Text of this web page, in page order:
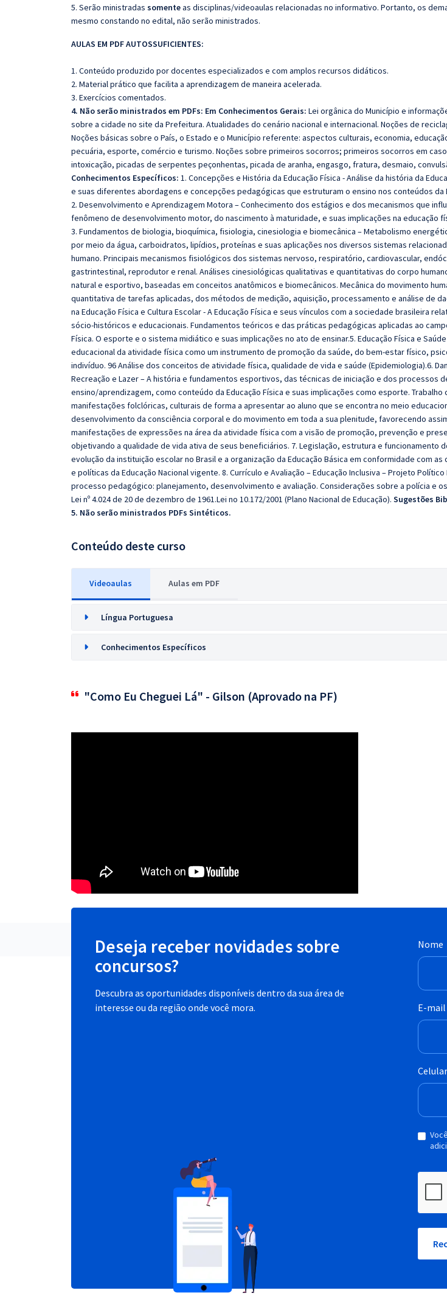
5. Serão ministradas somenteas disciplinas/videoaulas relacionadas no informativo. Portanto, os
mesmo constando no edital, não serão ministrados.
AULAS EM PDF AUTOSSUFICIENTES:
1. Conteúdo produzido por docentes especializados e com amplos recursos didáticos.
2. Material prático que facilita a aprendizagem de maneira acelerada.
3. Exercícios comentados.
4. Não serão ministrados em PDFs: Em Conhecimentos Gerais: Lei orgânica do Município e
sobre a cidade no site da Prefeitura. Atualidades do cenário nacional e internacional. Noções de
Noções básicas sobre o País, o Estado e o Município referente: aspectos culturais, economia,
pecuária, esporte, comércio e turismo. Noções sobre primeiros socorros; primeiros socorros em
intoxicação, picadas de serpentes peçonhentas, picada de aranha, engasgo, fratura, desmaio,
Conhecimentos Específicos: 1. Concepções e História da Educação Física - Análise da história da
e suas diferentes abordagens e concepções pedagógicas que estruturam o ensino nos conteúdos da
2. Desenvolvimento e Aprendizagem Motora – Conhecimento dos estágios e dos mecanismos que
fenômeno de desenvolvimento motor, do nascimento à maturidade, e suas implicações na educação
3. Fundamentos de biologia, bioquímica, fisiologia, cinesiologia e biomecânica – Metabolismo
por meio da água, carboidratos, lipídios, proteínas e suas aplicações nos diversos sistemas
humano. Principais mecanismos fisiológicos dos sistemas nervoso, respiratório, cardiovascular,
gastrintestinal, reprodutor e renal. Análises cinesiológicas qualitativas e quantitativas do corpo
natural e esportivo, baseadas em conceitos anatômicos e biomecânicos. Mecânica do movimento
quantitativa de tarefas aplicadas, dos métodos de medição, aquisição, processamento e análise de
na Educação Física e Cultura Escolar - A Educação Física e seus vínculos com a sociedade brasileira
sócio-históricos e educacionais. Fundamentos teóricos e das práticas pedagógicas aplicadas ao
Física. O esporte e o sistema midiático e suas implicações no ato de ensinar.5. Educação Física e
educacional da atividade física como um instrumento de promoção da saúde, do bem-estar físico,
indivíduo. 96 Análise dos conceitos de atividade física, qualidade de vida e saúde (Epidemiologia).6.
Recreação e Lazer – A história e fundamentos esportivos, das técnicas de iniciação e dos processos
ensino/aprendizagem, como conteúdo da Educação Física e suas implicações como esporte. Trabalho
manifestações folclóricas, culturais de forma a apresentar ao aluno que se encontra no meio
desenvolvimento da consciência corporal e do movimento em toda a sua plenitude, favorecendo
manifestações de expressões na área da atividade física com a visão de promoção, prevenção e
objetivando a qualidade de vida ativa de seus beneficiários. 7. Legislação, estrutura e funcionamento
evolução da instituição escolar no Brasil e a organização da Educação Básica em conformidade com
e políticas da Educação Nacional vigente. 8. Currículo e Avaliação – Educação Inclusiva – Projeto
processo pedagógico: planejamento, desenvolvimento e avaliação. Considerações sobre a polícia e
Lei nº 4.024 de 20 de dezembro de 1961.Lei no 10.172/2001 (Plano Nacional de Educação). Sugestões
5. Não serão ministrados PDFs Sintéticos.
Conteúdo deste curso
Videoaulas Aulas em PDF
Língua Portuguesa
Conhecimentos Específicos
"Como Eu Cheguei Lá" - Gilson (Aprovado na PF)
Deseja receber novidades sobre
concursos?
Descubra as oportunidades disponíveis dentro da sua área de
interesse ou da região onde você mora.
Nome
E-mail
Celular